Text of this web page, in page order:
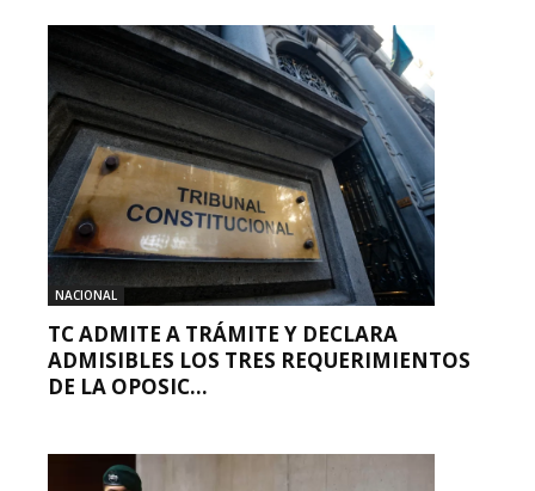
NACIONAL
TC ADMITE A TRÁMITE Y DECLARA
ADMISIBLES LOS TRES REQUERIMIENTOS
DE LA OPOSIC...